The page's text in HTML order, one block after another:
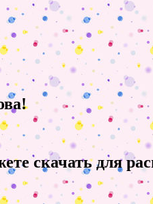
скачать для